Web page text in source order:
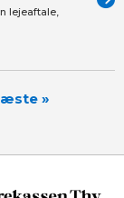
lejeaftale,
»